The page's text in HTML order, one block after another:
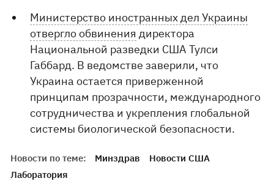
Министерство иностранных дел Украины
отвергло обвинения директора
Национальной разведки США Тулси
Габбард. В ведомстве заверили, что
Украина остается приверженной
принципам прозрачности, международного
сотрудничества и укрепления глобальной
системы биологической безопасности.
Новости по теме: Минздрав
Новости США
Лаборатория